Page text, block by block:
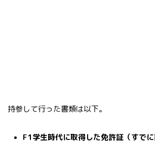
持参して行った書類は以下。
F1学生時代に取得した免許証（すで